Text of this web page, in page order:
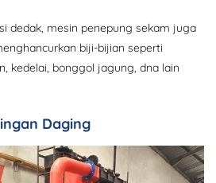
dedak, mesin penepung sekam juga
biji-bijian seperti
kedelai, bonggol jagung, dna lain
Daging